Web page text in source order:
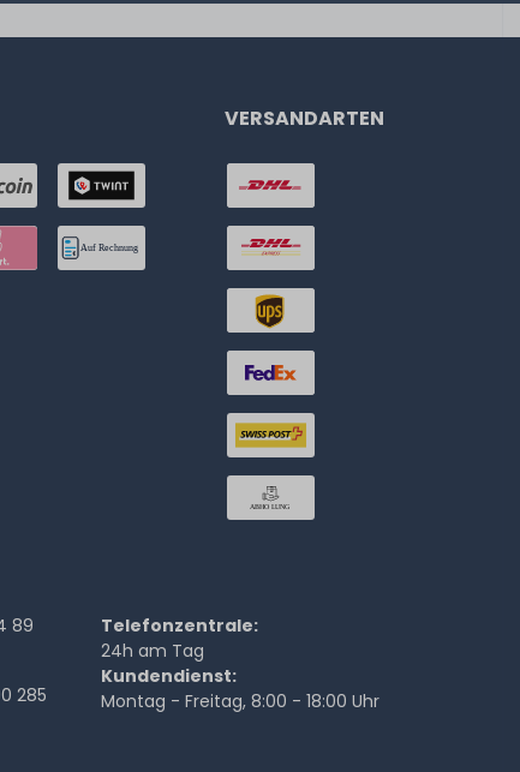
VERSANDARTEN
89
285
Telefonzentrale:
24h am Tag
Kundendienst:
Montag - Freitag, 8:00 - 18:00 Uhr